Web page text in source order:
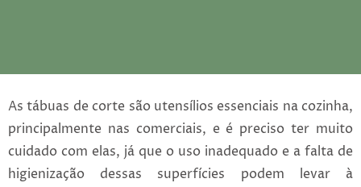
As tábuas de corte são utensílios essenciais na cozinha,
principalmente nas comerciais, e é preciso ter muito
cuidado com elas, já que o uso inadequado e a falta de
higienização dessas superfícies podem levar à